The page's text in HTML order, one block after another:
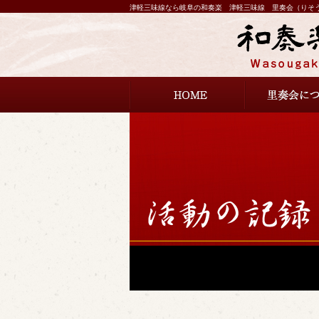
津軽三味線なら岐阜の和奏楽 津軽三味線 里奏会（りそ